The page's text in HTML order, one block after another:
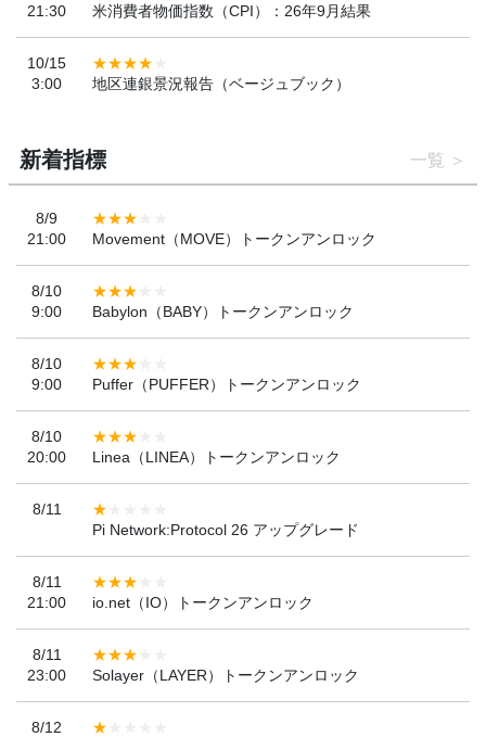
21:30
米消費者物価指数（CPI）：26年9月結果
10/15
3:00
地区連銀景況報告（ベージュブック）
新着指標 一覧
8/9
21:00
Movement（MOVE）トークンアンロック
8/10
9:00
Babylon（BABY）トークンアンロック
8/10
9:00
Puffer（PUFFER）トークンアンロック
8/10
20:00
Linea（LINEA）トークンアンロック
8/11
Pi Network:Protocol 26 アップグレード
8/11
21:00
io.net（IO）トークンアンロック
8/11
23:00
Solayer（LAYER）トークンアンロック
8/12